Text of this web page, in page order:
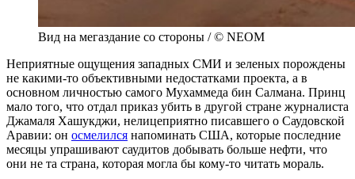
Вид на мегаздание со стороны / © NEOM
Неприятные ощущения западных СМИ и зеленых порождены
не какими-то объективными недостатками проекта, а в
основном личностью самого Мухаммеда бин Салмана. Принц
мало того, что отдал приказ убить в другой стране журналиста
Джамаля Хашукджи, нелицеприятно писавшего о Саудовской
Аравии: он осмелился напоминать США, которые последние
месяцы упрашивают саудитов добывать больше нефти, что
они не та страна, которая могла бы кому-то читать мораль.